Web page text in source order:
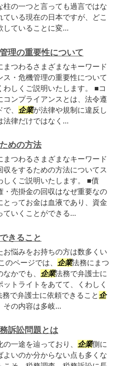
柱の一つと言っても過言ではな
いる現在の日本ですが、どこ
していることに変...
理の重要性について
まつわるさまざまなキーワード
・危機管理の重要性について
しくご説明いたします。 ■コ
コンプライアンスとは、法令遵
、 企業が法律や規制に違反し
法律だけではなく...
めの方法
まつわるさまざまなキーワード
をするための方法についてス
しくご説明いたします。 ■債
売掛金の回収はなぜ重要なの
ってお金は血液であり、資金
ていくことができる...
きること
お悩みをお持ちの方は数多くい
のページでは、 企業法務にまつ
かでも、 企業法務で弁護士に
トライトをあてて、くわしく
務で弁護士に依頼できること 企
その内容は多岐...
訴訟問題とは
一途を辿っており、 企業側に
よいのか分からない点も多くな